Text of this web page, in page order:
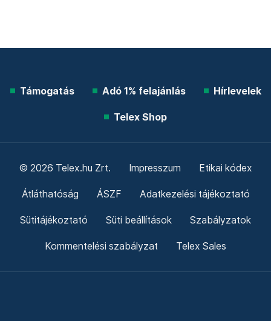
Támogatás Adó 1% felajánlás Hírlevelek
Telex Shop
© 2026 Telex.hu Zrt. Impresszum Etikai kódex
Átláthatóság ÁSZF Adatkezelési tájékoztató
Sütitájékoztató Süti beállítások Szabályzatok
Kommentelési szabályzat Telex Sales